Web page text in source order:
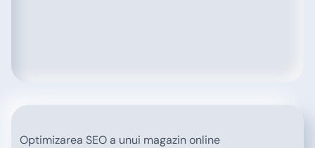
Optimizarea SEO a unui magazin online